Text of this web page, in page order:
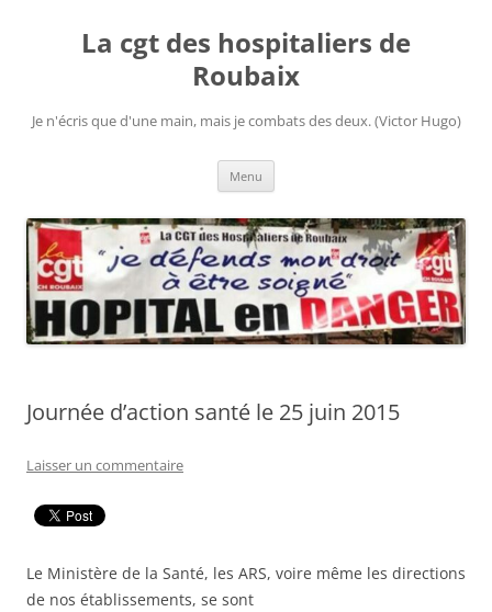
contenuLa cgt des hospitaliers de
Roubaix
Je n'écris que d'une main, mais je combats des deux. (Victor Hugo)
Menu
Journée d’action santé le 25 juin 2015
Laisser un commentaire
Le Ministère de la Santé, les ARS, voire même les directions
de nos établissements, se sont